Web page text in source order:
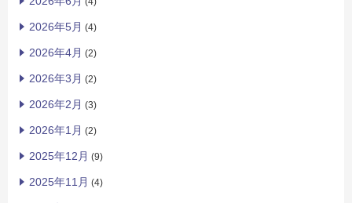
2026年5月 (4)
2026年4月 (2)
2026年3月 (2)
2026年2月 (3)
2026年1月 (2)
2025年12月 (9)
2025年11月 (4)